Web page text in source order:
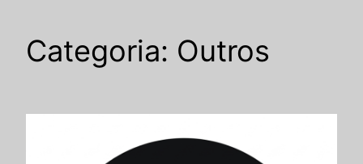
Categoria: Outros